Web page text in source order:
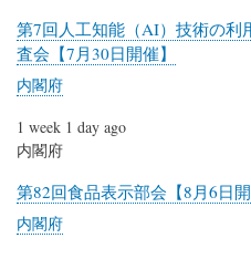
第7回人工知能（AI）技術の利
査会【7月30日開催】
内閣府
1 week 1 day ago
内閣府
第82回食品表示部会【8月6日開
内閣府